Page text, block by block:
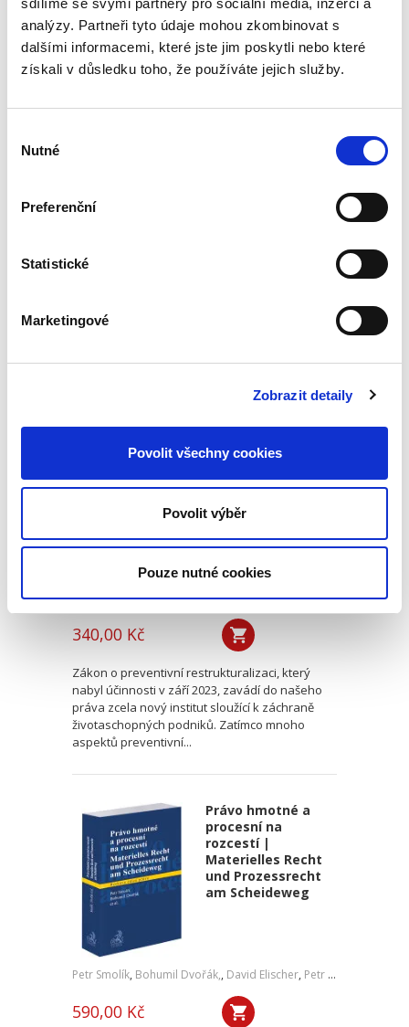
sdílíme se svými partnery pro sociální média, inzerci a
analýzy. Partneři tyto údaje mohou zkombinovat s
dalšími informacemi, které jste jim poskytli nebo které
získali v důsledku toho, že používáte jejich služby.
souhlasu
Nutné
Preferenční
Statistické
Marketingové
Zobrazit detaily
Povolit všechny cookies
Povolit výběr
Pouze nutné cookies
Evropské
insolvenční nařízení
procesu
690,00 Kč
podrobného komentáře k Nařízení 2015/848 o
insolvenčním řízení, který vyšel v české verzi u
zpracován v...
Procesní aspekty
preventivní
restrukturalizace
Anna Zemandlová
340,00 Kč
Zákon o preventivní restrukturalizaci, který
nabyl účinnosti v září 2023, zavádí do našeho
práva zcela nový institut sloužící k záchraně
životaschopných podniků. Zatímco mnoho
aspektů preventivní...
Právo hmotné a
procesní na
rozcestí |
Materielles Recht
und Prozessrecht
am Scheideweg
Petr Smolík, Bohumil Dvořák,, David Elischer, Petr Lavický
590,00 Kč